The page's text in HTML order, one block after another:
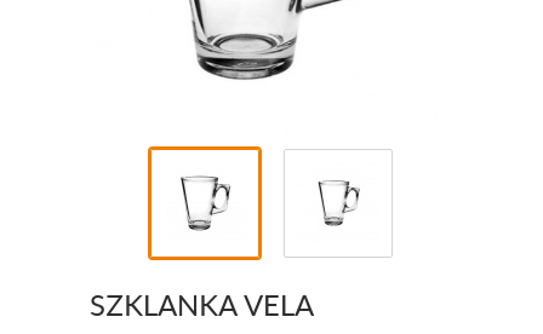
SZKLANKA VELA